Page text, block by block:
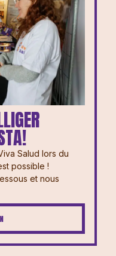
Salud lors du
possible !
et nous